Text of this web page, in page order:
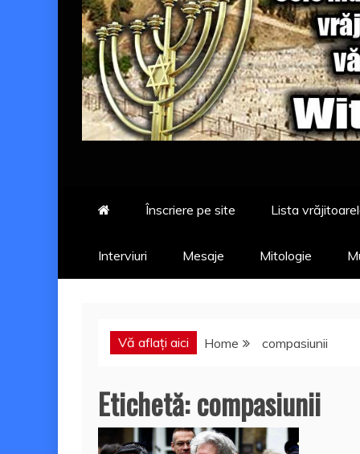
Înscriere pe site Lista
Interviuri Mesaje Mitologie
Vă aflați aici Home compasiunii
Etichetă:compasiunii